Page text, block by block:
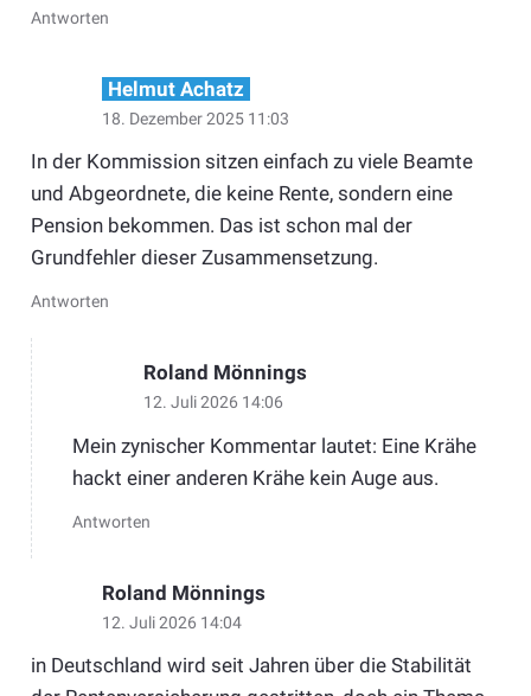
Antworten
Helmut Achatz
18. Dezember 2025 11:03
In der Kommission sitzen einfach zu viele Beamte
und Abgeordnete, die keine Rente, sondern eine
Pension bekommen. Das ist schon mal der
Grundfehler dieser Zusammensetzung.
Antworten
Roland Mönnings
12. Juli 2026 14:06
Mein zynischer Kommentar lautet: Eine Krähe
hackt einer anderen Krähe kein Auge aus.
Antworten
Roland Mönnings
12. Juli 2026 14:04
in Deutschland wird seit Jahren über die Stabilität